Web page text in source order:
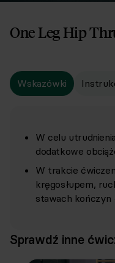
One Leg Hip
Wskazówki
W celu
dodatkowe
W trakcie
kręgosłupem,
stawach kończyn
Sprawdź inne